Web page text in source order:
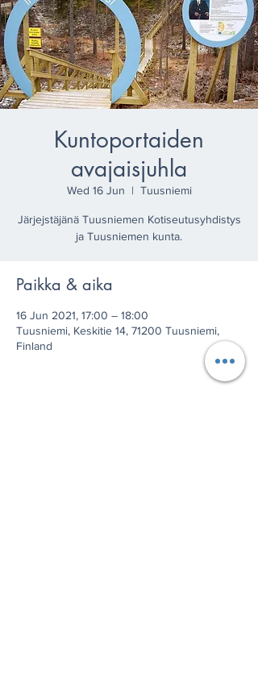
Kuntoportaiden
avajaisjuhla
Wed 16 Jun
  |
Tuusniemi
Järjejstäjänä Tuusniemen Kotiseutusyhdistys
ja Tuusniemen kunta.
Paikka & aika
16 Jun 2021, 17:00 – 18:00
Tuusniemi, Keskitie 14, 71200 Tuusniemi,
Finland